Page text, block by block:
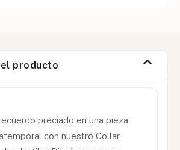
producto
preciado en una pieza
con nuestro Collar